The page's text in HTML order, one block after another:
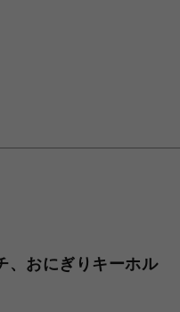
おにぎりキーホル